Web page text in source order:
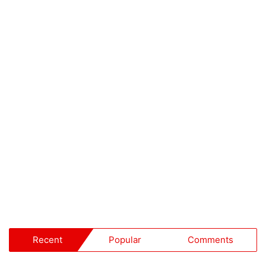
Recent Popular Comments